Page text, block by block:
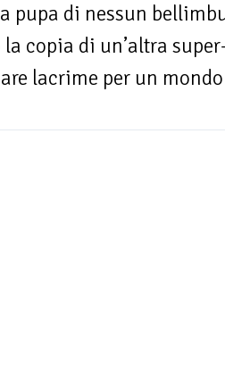
pupa di nessun
copia di un’altra
lacrime per un